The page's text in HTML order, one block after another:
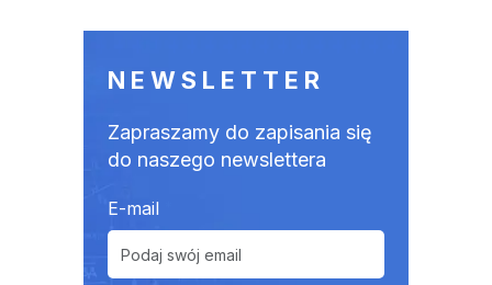
NEWSLETTER
Zapraszamy do zapisania się
do naszego newslettera
E-mail